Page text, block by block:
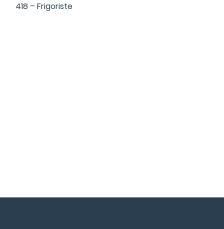
418 – Frigoriste